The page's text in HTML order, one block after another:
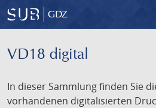
GDZ
VD18 digital
In dieser Sammlung finden Sie
vorhandenen digitalisierten